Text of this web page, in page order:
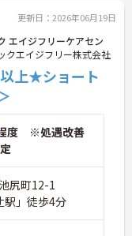
更新日：2026年06月19日
エイジフリーケアセン
クエイジフリー株式会社
以上★ショート
度 ※処遇改善
尻町12-1
駅」徒歩4分